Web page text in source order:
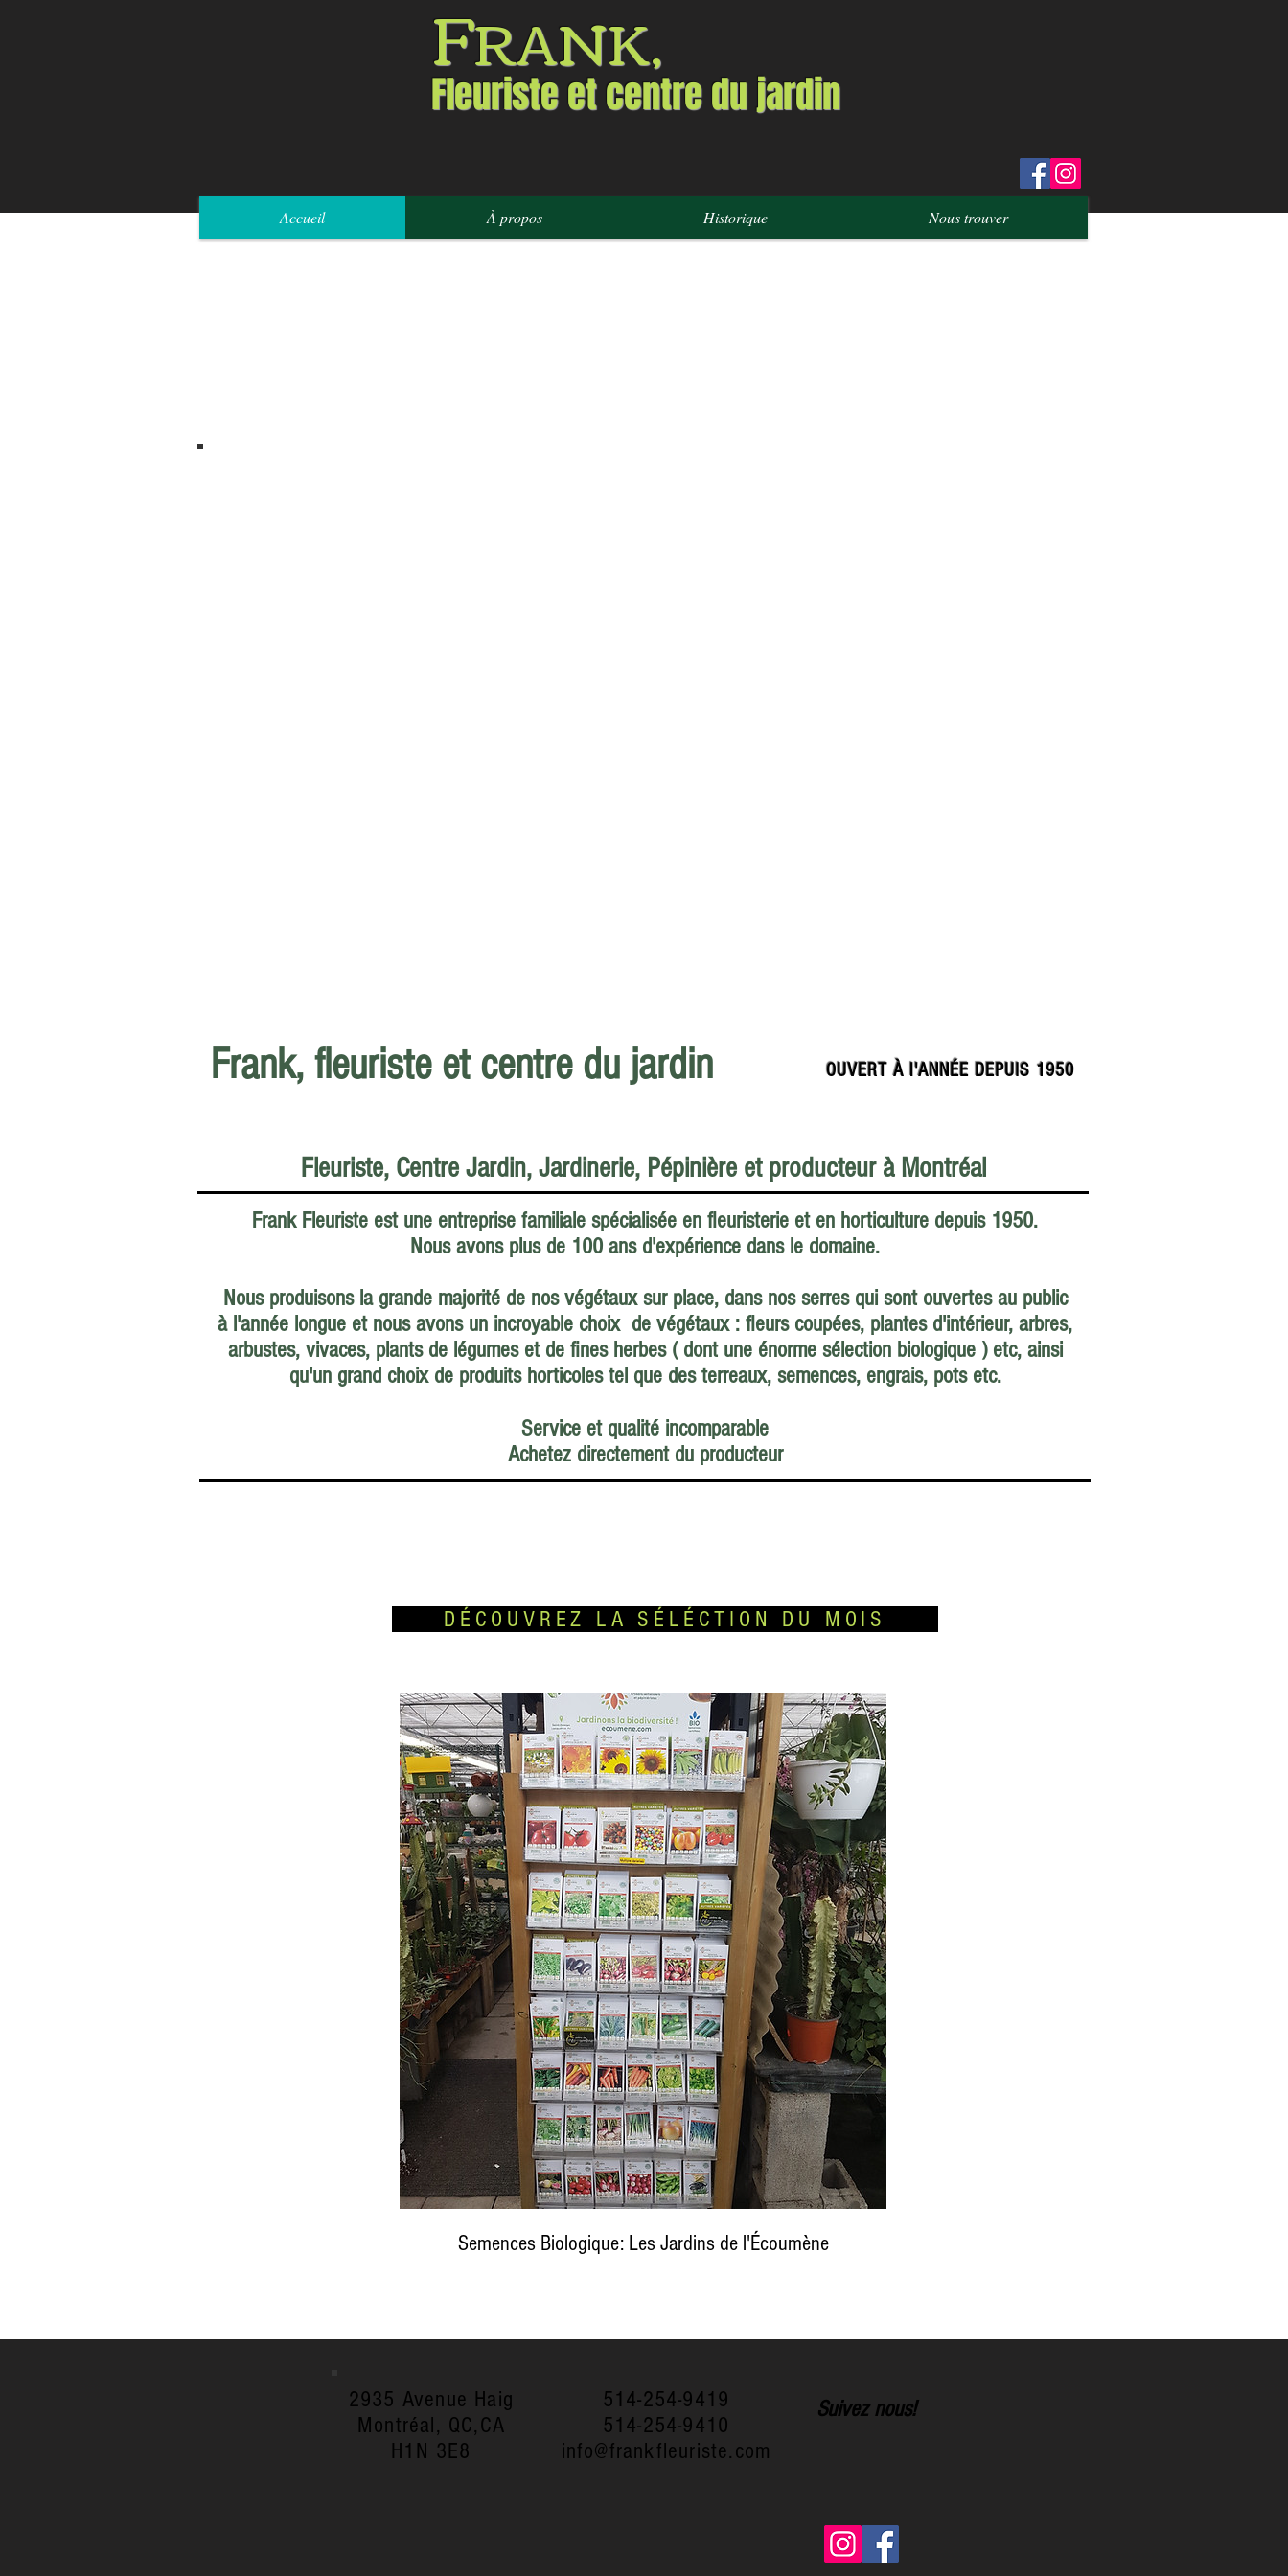
FRANK,
Fleuriste et centre du jardin
Accueil À propos Historique Nous trouver
Frank, fleuriste et centre du jardin OUVERT À l'ANNÉE DEPUIS 1950
Fleuriste, Centre Jardin, Jardinerie, Pépinière et producteur à Montréal
Frank Fleuriste est une entreprise familiale spécialisée en fleuristerie et en horticulture depuis 1950.
Nous avons plus de 100 ans d'expérience dans le domaine.
Nous produisons la grande majorité de nos végétaux sur place, dans nos serres qui sont ouvertes au public
à l'année longue et nous avons un incroyable choix de végétaux : fleurs coupées, plantes d'intérieur, arbres,
arbustes, vivaces, plants de légumes et de fines herbes ( dont une énorme sélection biologique ) etc, ainsi
qu'un grand choix de produits horticoles tel que des terreaux, semences, engrais, pots etc.
Service et qualité incomparable
Achetez directement du producteur
Semences Biologique: Les Jardins de l'Écoumène
DÉCOUVREZ LA SÉLÉCTION DU MOIS
2935 Avenue Haig
Montréal, QC,CA
H1N 3E8
514-254-9419
514-254-9410
info@frankfleuriste.com
Suivez nous!